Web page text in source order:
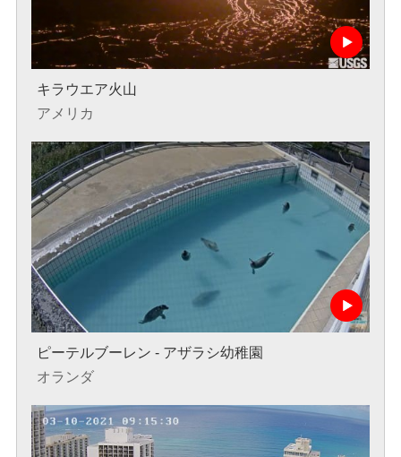
キラウエア火山
アメリカ
ピーテルブーレン - アザラシ幼稚園
オランダ